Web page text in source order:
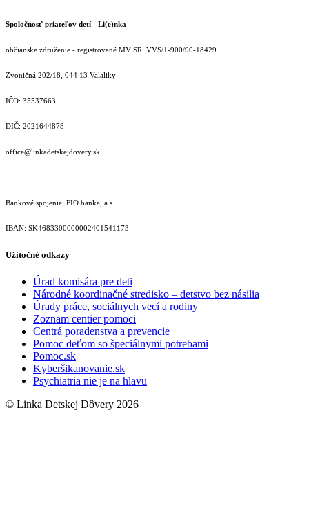
Spoločnosť priateľov detí - Li(e)nka
občianske združenie - registrované MV SR: VVS/1-900/90-18429
Zvoničná 202/18, 044 13 Valaliky
IČO: 35537663
DIČ: 2021644878
office@linkadetskejdovery.sk
Bankové spojenie: FIO banka, a.s.
IBAN: SK46833000000­02401541173
Užitočné odkazy
Úrad komisára pre deti
Národné koordinačné stredisko – detstvo bez násilia
Úrady práce, sociálnych vecí a rodiny
Zoznam centier pomoci
Centrá poradenstva a prevencie
Pomoc deťom so špeciálnymi potrebami
Pomoc.sk
Kyberšikanovanie.sk
Psychiatria nie je na hlavu
© Linka Detskej Dôvery 2026